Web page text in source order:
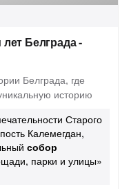
Белграда -
Белграда, где
историю
Старого
Калемегдан,
собор
парки и улицы»